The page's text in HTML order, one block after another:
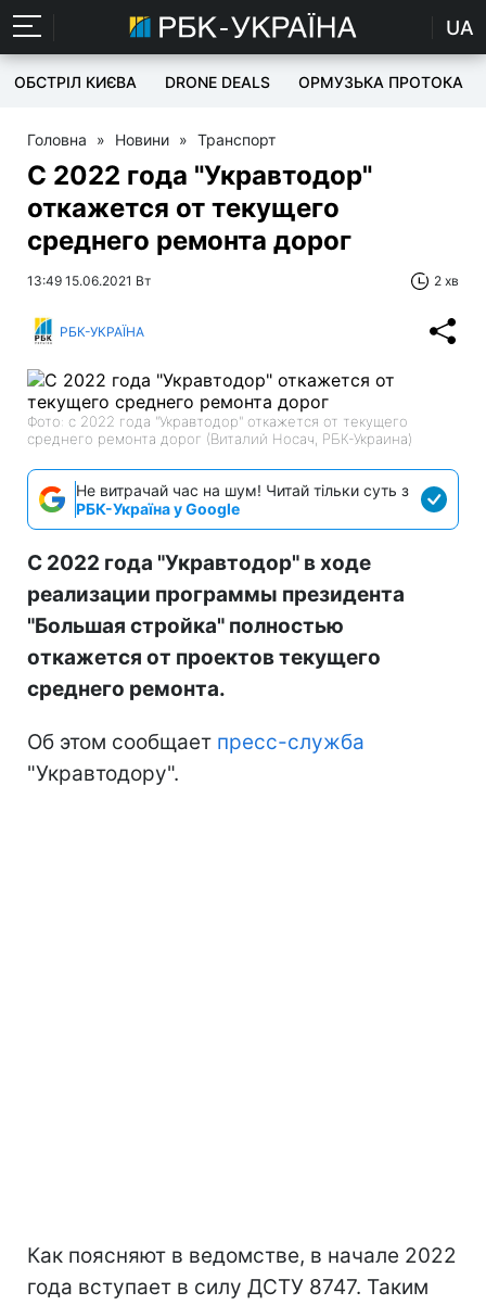
UA
ОБСТРІЛ КИЄВА DRONE DEALS ОРМУЗЬКА ПРОТОКА
Головна » Новини » Транспорт
С 2022 года "Укравтодор"
откажется от текущего
среднего ремонта дорог
13:49 15.06.2021 Вт 2 хв
РБК-УКРАЇНА
Фото: с 2022 года "Укравтодор" откажется от текущего
среднего ремонта дорог (Виталий Носач, РБК-Украина)
Не витрачай час на шум! Читай тільки суть з
РБК-Україна у Google
С 2022 года "Укравтодор" в ходе
реализации программы президента
"Большая стройка" полностью
откажется от проектов текущего
среднего ремонта.
Об этом сообщает пресс-служба
"Укравтодору".
Как поясняют в ведомстве, в начале 2022
года вступает в силу ДСТУ 8747. Таким